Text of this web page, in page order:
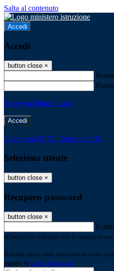
Salta al contenuto
Accedi
Accedi
button close ×
Password dimenticata?
-
Entra con SPID Entra con CIE
Seleziona utente
button close ×
Recupero password
button close ×
E-
all'indirizzo indicato con le istruzioni
Non hai una e-mail associata al nome
tramite la Login Spaggiari